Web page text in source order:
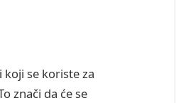
se koriste za
znači da će se